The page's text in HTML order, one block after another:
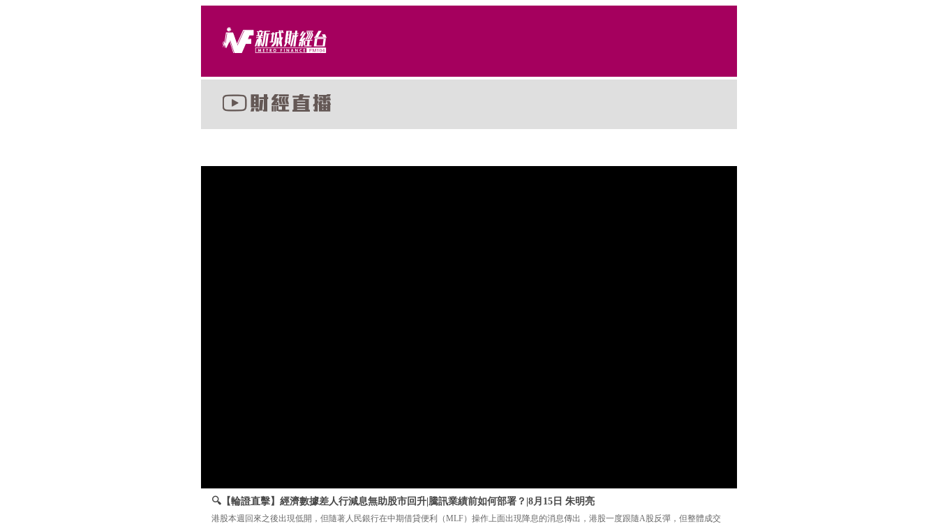
🔍【輪證直擊】經濟數據差人行減息無助股市回升|騰訊業績前如何部署？|8月15日 朱明亮
港股本週回來之後出現低開，但隨著人民銀行在中期借貸便利（MLF）操作上面出現降息的消息傳出，港股一度跟隨A股反彈，但整體成交